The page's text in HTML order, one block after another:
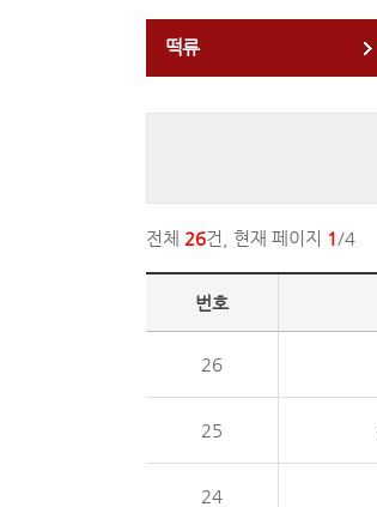
떡류
전체 26건, 현재 페이지 1/4
번호
26
25
24